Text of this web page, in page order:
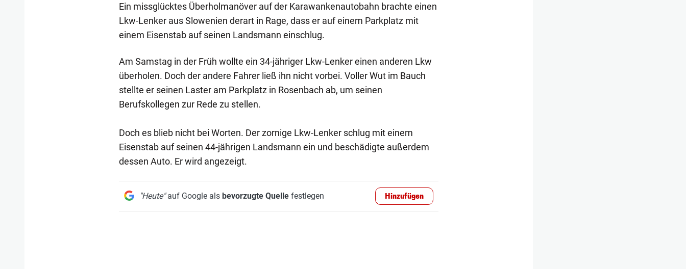
Ein missglücktes Überholmanöver auf der Karawankenautobahn brachte einen
Lkw-Lenker aus Slowenien derart in Rage, dass er auf einem Parkplatz mit
einem Eisenstab auf seinen Landsmann einschlug.
Am Samstag in der Früh wollte ein 34-jähriger Lkw-Lenker einen anderen Lkw
überholen. Doch der andere Fahrer ließ ihn nicht vorbei. Voller Wut im Bauch
stellte er seinen Laster am Parkplatz in Rosenbach ab, um seinen
Berufskollegen zur Rede zu stellen.
Doch es blieb nicht bei Worten. Der zornige Lkw-Lenker schlug mit einem
Eisenstab auf seinen 44-jährigen Landsmann ein und beschädigte außerdem
dessen Auto. Er wird angezeigt.
"Heute"auf Google als bevorzugte Quellefestlegen Hinzufügen